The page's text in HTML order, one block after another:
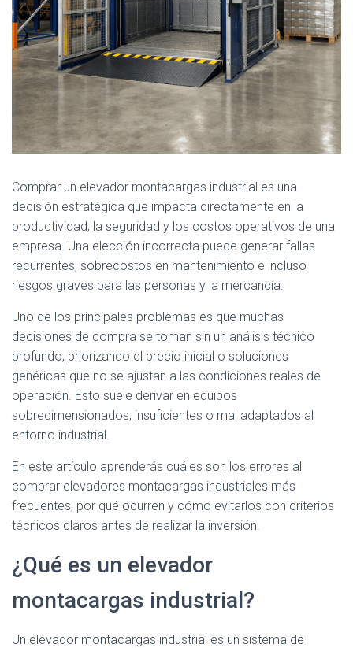
Comprar un elevador montacargas industrial es una
decisión estratégica que impacta directamente en la
productividad, la seguridad y los costos operativos de una
empresa. Una elección incorrecta puede generar fallas
recurrentes, sobrecostos en mantenimiento e incluso
riesgos graves para las personas y la mercancía.
Uno de los principales problemas es que muchas
decisiones de compra se toman sin un análisis técnico
profundo, priorizando el precio inicial o soluciones
genéricas que no se ajustan a las condiciones reales de
operación. Esto suele derivar en equipos
sobredimensionados, insuficientes o mal adaptados al
entorno industrial.
En este artículo aprenderás cuáles son los errores al
comprar elevadores montacargas industriales más
frecuentes, por qué ocurren y cómo evitarlos con criterios
técnicos claros antes de realizar la inversión.
¿Qué es un elevador
montacargas industrial?
Un elevador montacargas industrial es un sistema de